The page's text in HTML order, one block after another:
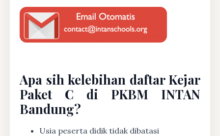
Apa sih kelebihan daftar Kejar
Paket C di PKBM INTAN
Bandung?
Usia peserta didik tidak dibatasi